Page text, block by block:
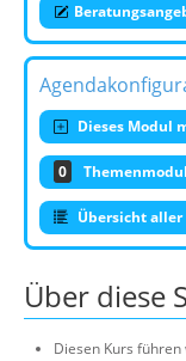
Dieses Modul
0
Übersicht aller
Über diese
Diesen Kurs